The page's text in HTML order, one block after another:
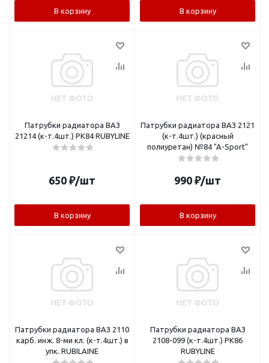
В корзину В корзину
Патрубки радиатора ВАЗ
21214 (к-т.4шт.) РК84 RUBYLINE
650 ₽/шт
В корзину
Патрубки радиатора ВАЗ 2121
(к-т.4шт.) (красный
полиуретан) №84 "A-Sport"
990 ₽/шт
В корзину
Патрубки радиатора ВАЗ 2110
карб. инж. 8-ми кл. (к-т.4шт.) в
упк. RUBILAINE
Патрубки радиатора ВАЗ
2108-099 (к-т.4шт.) РК86
RUBYLINE